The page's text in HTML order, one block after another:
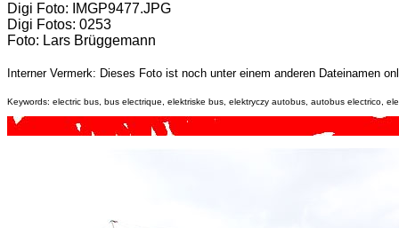
Digi Foto: IMGP9477.JPG
Digi Fotos: 0253
Foto: Lars Brüggemann
Interner Vermerk: Dieses Foto ist noch unter einem anderen Dateinamen
Keywords: electric bus, bus electrique, elektriske bus, elektryczy autobus, autobus electrico,